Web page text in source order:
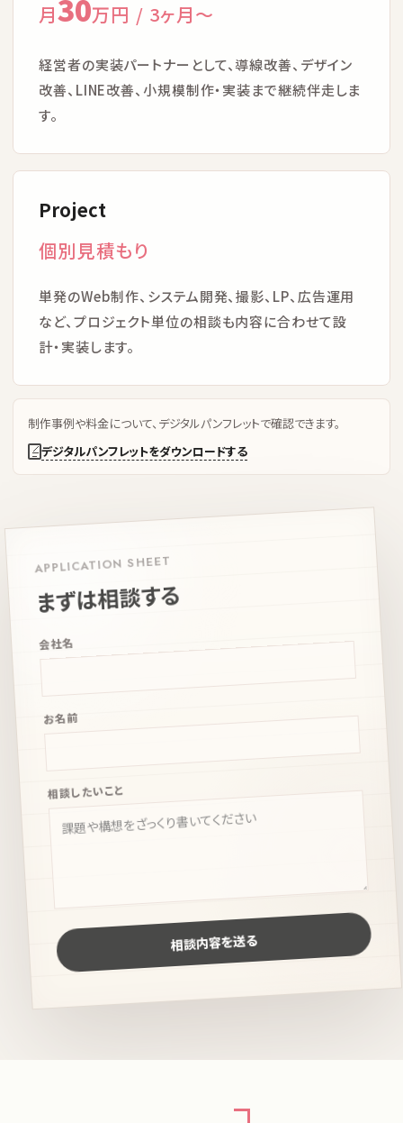
サイトトップ
支援実績
ナレッジノート
メンバー
お知らせ
お問い合わせ
月30万円 / 3ヶ月〜
経営者の実装パートナーとして、導線改善、デザイン
改善、LINE改善、小規模制作・実装まで継続伴走しま
す。
Project
個別見積もり
単発のWeb制作、システム開発、撮影、LP、広告運用
など、プロジェクト単位の相談も内容に合わせて設
計・実装します。
制作事例や料金について、デジタルパンフレットで確認できます。
デジタルパンフレットをダウンロードする
APPLICATION SHEET
まずは相談する
会社名
お名前
相談したいこと
相談内容を送る